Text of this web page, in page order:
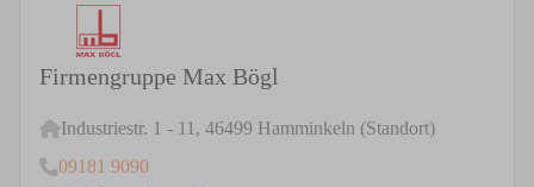
Firmengruppe Max Bögl
Industriestr. 1 - 11, 46499 Hamminkeln (Standort)
09181 9090